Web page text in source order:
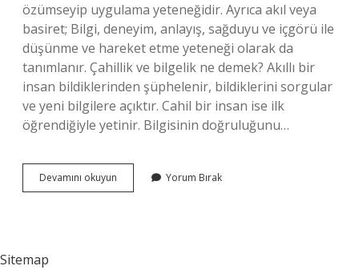
özümseyip uygulama yeteneğidir. Ayrıca akıl veya
basiret; Bilgi, deneyim, anlayış, sağduyu ve içgörü ile
düşünme ve hareket etme yeteneği olarak da
tanımlanır. Çahillik ve bilgelik ne demek? Akıllı bir
insan bildiklerinden şüphelenir, bildiklerini sorgular
ve yeni bilgilere açıktır. Cahil bir insan ise ilk
öğrendiğiyle yetinir. Bilgisinin doğruluğunu…
Devamını okuyun
Bilgelik
Yorum Bırak
Sitemap